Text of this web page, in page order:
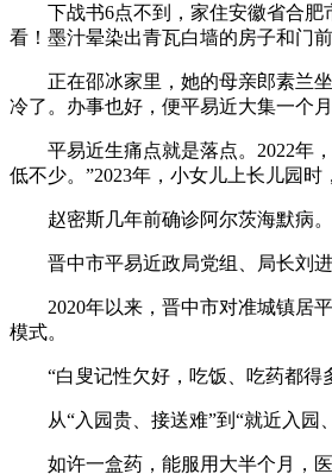
下战书6点不到，家住安徽省合肥市
看！墨汁晕染出青瓦白墙的房子和门
正在邵冰家里，她的母亲郎素兰坐
冷了。办事也好，便平易近大集一个
平易近生痛点就是落点。2022年，
低不少。”2023年，小女儿上长儿园时
赵密斯几年前确诊阿尔茨海默病。
晋中市平易近政局党组、局长刘进
2020年以来，晋中市对准城镇居平
模式。
“白叟记性欠好，吃饭、吃药都得多
从“入园贵、接送难”到“就近入园、
如许一盒药，能服用大半个月，医